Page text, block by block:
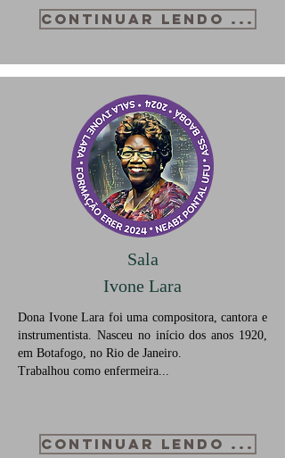
CONTINUAR LENDO ...
Sala
Ivone Lara
Dona Ivone Lara foi uma compositora, cantora e
instrumentista. Nasceu no início dos anos 1920,
em Botafogo, no Rio de Janeiro.
Trabalhou como enfermeira...
CONTINUAR LENDO ...